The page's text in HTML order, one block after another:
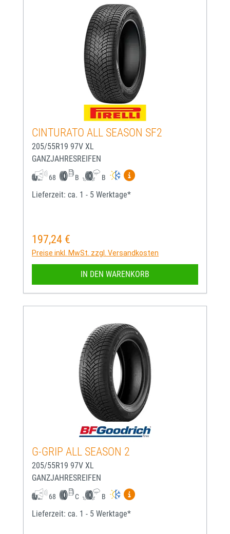
CINTURATO ALL SEASON SF2
205/55R19 97V XL
GANZJAHRESREIFEN
68 B B
Mehr Informationen zum
Lieferzeit: ca. 1 - 5 Werktage*
Regulärer Preis:
197,24 €
Preise inkl. MwSt. zzgl. Versandkosten
IN DEN WARENKORB
G-GRIP ALL SEASON 2
205/55R19 97V XL
GANZJAHRESREIFEN
68 C B
Mehr Informationen zum
Lieferzeit: ca. 1 - 5 Werktage*